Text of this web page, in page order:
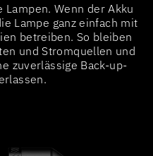
Wenn der Akku
Lampe ganz einfach mit
betreiben. So bleiben
und Stromquellen und
zuverlässige Back-up-